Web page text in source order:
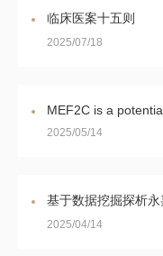
临床医案十五则
2025/07/18
2025/05/14
基于数据挖掘探析
2025/04/14